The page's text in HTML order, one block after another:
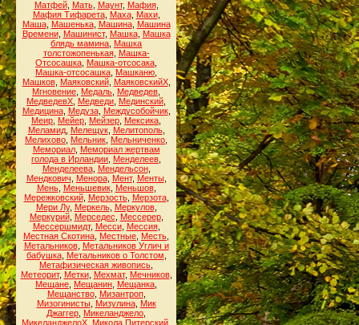
Матфей, Мать, Маунт, Мафия,
Мафия Тифарета, Маха, Махи,
Маша, Машенька, Машина, Машина
Времени, Машинист, Машка, Машка
блядь мамина Машка
толстожопенькая, Машка-
Отсосашка Машка-отсосака
Машка-отсосашка Машканю
Машков, Маяковский, МаяковскийХ,
Мгновение Медаль Медведев
МедведевХ Медведи Мединский
Медицина, Медуза, Междусобойчик,
Меир Мейер Мейзер Мексика
Меламид, Мелещук, Мелитополь,
Мелихово Мельник Мельниченко
Мемориал, Мемориал жертвам
голода в Ирландии Менделеев
Менделеева, Мендельсон,
Мендкович
Менора, Мент, Менты,
Мень, Меньшевик, Меньшов,
Мережковский, Мерзость, Мерзота,
Мери Лу, Меркель, Меркулов,
Меркурий, Мерседес Мессерер,
Мессершмидт, Месси, Мессия,
Местная Скотина Местные Месть
Метальников, Метальников Углич и
бабушка, Метальников о Толстом
Метафизическая живопись
Метеорит, Метки, Мехмат, Мечников,
Мещане Мещанин Мещанка
Мещанство, Мизантроп,
Мизогинисты, Мизулина, Мик
Джаггер Микеланджело
МикеланджелоХ Микола Питерский